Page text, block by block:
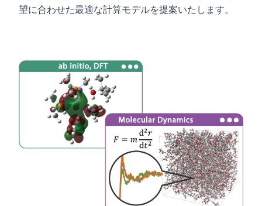
望に合わせた最適な計算モデルを提案いたします。